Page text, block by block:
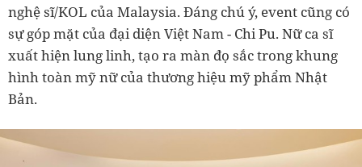
nghệ sĩ/KOL của Malaysia. Đáng chú ý, event cũng có
sự góp mặt của đại diện Việt Nam - Chi Pu. Nữ ca sĩ
xuất hiện lung linh, tạo ra màn đọ sắc trong khung
hình toàn mỹ nữ của thương hiệu mỹ phẩm Nhật
Bản.